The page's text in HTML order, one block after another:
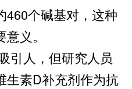
460个碱基对，这种
义。
人，但研究人员
生素D补充剂作为抗